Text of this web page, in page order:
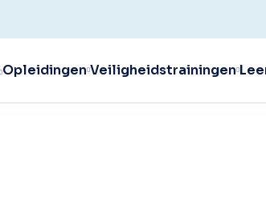
Opleidingen Veiligheidstrainingen